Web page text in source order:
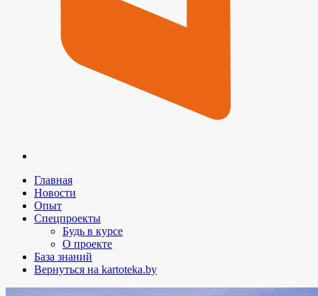
Главная
Новости
Опыт
Спецпроекты
Будь в курсе
О проекте
База знаний
Вернуться на kartoteka.by